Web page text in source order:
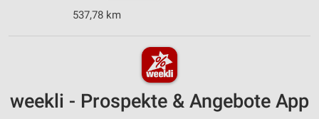
537,78 km
weekli - Prospekte & Angebote App